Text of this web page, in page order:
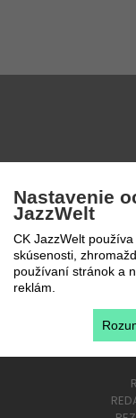
Nastavenie
JazzWelt
CK JazzWelt
skúsenosti,
používaní stránok a
reklám.